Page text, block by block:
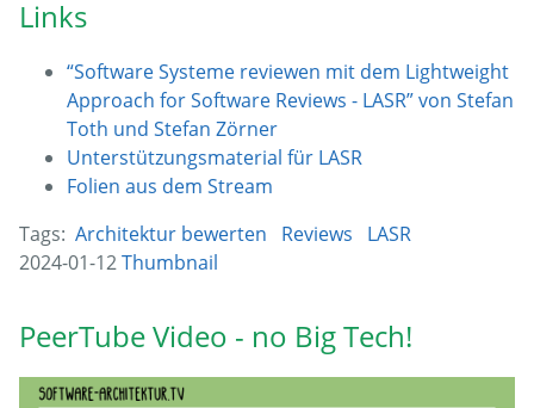
Links
“Software Systeme reviewen mit dem Lightweight
Approach for Software Reviews - LASR” von Stefan
Toth und Stefan Zörner
Unterstützungsmaterial für LASR
Folien aus dem Stream
Tags: Architektur bewerten Reviews
LASR
2024-01-12Thumbnail
PeerTube Video - no Big Tech!